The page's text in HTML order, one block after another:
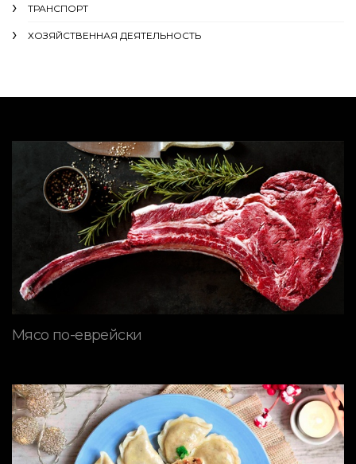
ТРАНСПОРТ
ХОЗЯЙСТВЕННАЯ ДЕЯТЕЛЬНОСТЬ
Мясо по-еврейски